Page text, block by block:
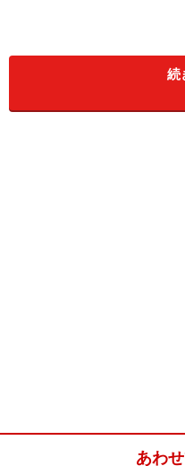
パナソニックホ
たい三つのポイン
(1)パナソニックホームズ
続
あわ